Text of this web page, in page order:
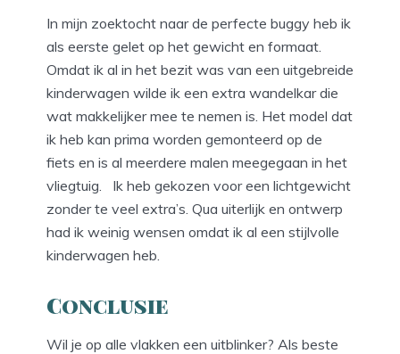
In mijn zoektocht naar de perfecte buggy heb ik
als eerste gelet op het gewicht en formaat.
Omdat ik al in het bezit was van een uitgebreide
kinderwagen wilde ik een extra wandelkar die
wat makkelijker mee te nemen is. Het model dat
ik heb kan prima worden gemonteerd op de
fiets en is al meerdere malen meegegaan in het
vliegtuig. Ik heb gekozen voor een lichtgewicht
zonder te veel extra’s. Qua uiterlijk en ontwerp
had ik weinig wensen omdat ik al een stijlvolle
kinderwagen heb.
Conclusie
Wil je op alle vlakken een uitblinker? Als beste